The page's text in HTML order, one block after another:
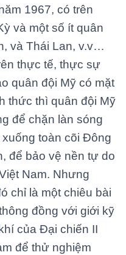
1967, có trên
và một số ít quân
và Thái Lan, v.v…
thực tế, thực sự
quân đội Mỹ có mặt
thức thì quân đội Mỹ
để chặn làn sóng
toàn cõi Đông
để bảo vệ nền tự do
Nam. Nhưng
chỉ là một chiêu bài
đồng với giới kỹ
của Đại chiến II
để thử nghiệm